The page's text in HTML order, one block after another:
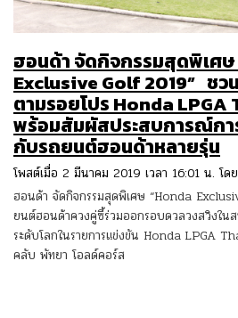
ฮอนด้า จัดกิจกรรมสุดพิเศษ
Exclusive Golf 2019” ช
ตามรอยโปร Honda
พร้อมสัมผัสประสบการณ์กา
กับรถยนต์ฮอนด้าหลายรุ่น
โพสต์เมื่อ 2 มีนาคม 2019 เวลา 16:01 น. โดย
ฮอนด้า จัดกิจกรรมสุดพิเศษ “Honda
ยนต์ฮอนด้าควงคู่ซี้ร่วมออกรอบดวลวงสวิงใน
ระดับโลกในรายการแข่งขัน Honda LPGA
คลับ พัทยา โอลด์คอร์ส